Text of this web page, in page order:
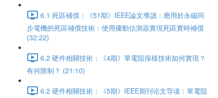
6.1 死區補償：《51期》IEEE論文導讀：應用於永磁同
步電機的死區補償技術：使用擾動估測器實現死區實時補償
(32:22)
6.2 硬件相關技術：《4期》單電阻採樣技術如何實現？
有何限制？ (21:10)
6.2 硬件相關技術：《5期》IEEE期刊论文导读：單電阻